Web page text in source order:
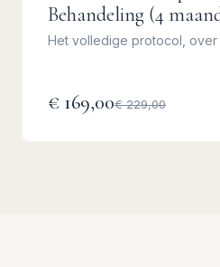
Behandeling (4
Het volledige protocol, over
€ 169,00€ 229,00